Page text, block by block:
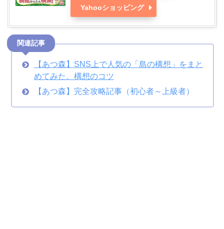
Yahooショッピング
関連記事
【あつ森】SNS上で人気の「島の構想」をまと
めてみた。構想のコツ
【あつ森】完全攻略記事（初心者～上級者）